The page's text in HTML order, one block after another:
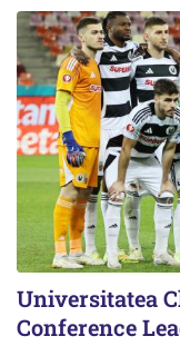
Universitatea
Conference